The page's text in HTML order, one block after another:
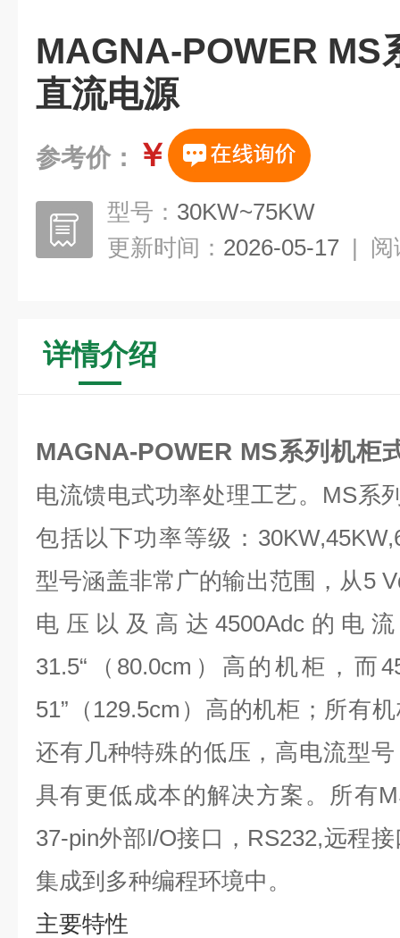
MAGNA-POWER MS
直流电源
参考价： ￥
型号： 30KW~75KW
更新时间： 2026-05-17 | 阅
详情介绍
MAGNA-POWER MS系列机柜
电流馈电式功率处理工艺。MS系
包括以下功率等级：
型号涵盖非常广的输出范围，从5
电压以及高达4500Adc的电
31.5“（80.0cm）高的机柜，而
51”（129.5cm）高的机柜；所有
还有几种特殊的低压，高电流型
具有更低成本的解决方案。所有
37-pin外部I/O接口，RS232,远程
集成到多种编程环境中。
主要特性